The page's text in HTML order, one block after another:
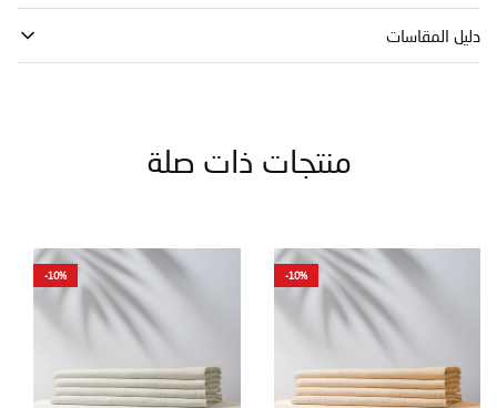
المقاسات
منتجات ذات صلة
-10%
-10%